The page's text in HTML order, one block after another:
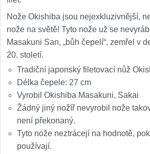
Nože Samura Bamboo
Ostřiče nožů V-Sharp
Brousky na nože 9
Doplňky a díly 4
Doprodej 11
Nože Okishiba jsou nejexkluzivnější,
nože na světě! Tyto nože už se
Masakuni San, „bůh čepelí“, zemřel v
20. století.
Tradiční japonský filetovací nůž
Délka čepele: 27 cm
Vyrobil Okishiba Masakuni, Sakai
Žádný jiný nožíř nevyrobil nože
není překonaný.
Tyto nože neztrácejí na hodnotě,
používají.